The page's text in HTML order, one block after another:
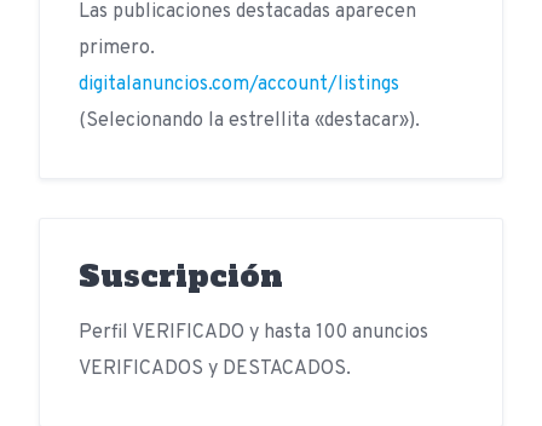
Las publicaciones destacadas aparecen
primero.
digitalanuncios.com/account/listings
(Selecionando la estrellita «destacar»).
Suscripción
Perfil VERIFICADO y hasta 100 anuncios
VERIFICADOS y DESTACADOS.